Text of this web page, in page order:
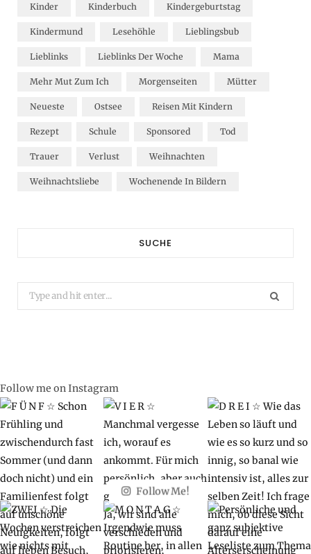
Kinder Kinderbuch Kindergeburtstag
Kindermund Lesehöhle Lieblingsbub
Lieblinks Lieblinks Der Woche Mama
Mehr Mut Zum Ich Morgenseiten Mütter
Neueste Ostsee Reisen Mit Kindern
Rezept Schule Sponsored Tod
Trauer Verlust Weihnachten
Weihnachtsliebe Wochenende In Bildern
SUCHE
Search
for:
Follow me on Instagram
Follow Me!